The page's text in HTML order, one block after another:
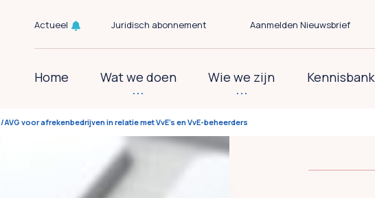
Actueel Juridisch abonnement Aanmelden Nieuwsbrief
Home Wat we doen Wie we zijn Kennisbank
/AVG voor afrekenbedrijven in relatie met VvE’s en VvE-beheerders